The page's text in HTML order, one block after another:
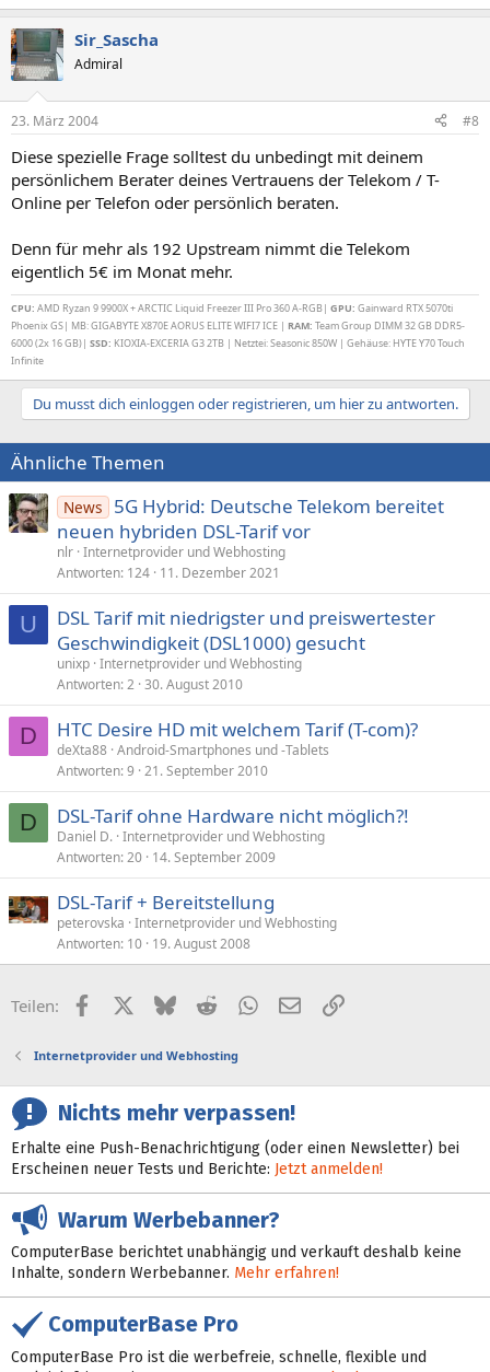
Sir_Sascha
Admiral
23. März 2004 #8
Diese spezielle Frage solltest du unbedingt mit deinem
persönlichem Berater deines Vertrauens der Telekom / T-
Online per Telefon oder persönlich beraten.
Denn für mehr als 192 Upstream nimmt die Telekom
eigentlich 5€ im Monat mehr.
CPU: AMD Ryzan 9 9900X + ARCTIC Liquid Freezer III Pro 360 A-RGB| GPU: Gainward RTX 5070ti
Phoenix GS| MB: GIGABYTE X870E AORUS ELITE WIFI7 ICE | RAM: Team Group DIMM 32 GB DDR5-
6000 (2x 16 GB)| SSD: KIOXIA-EXCERIA G3 2TB | Netztei: Seasonic 850W | Gehäuse: HYTE Y70 Touch
Infinite
Du musst dich einloggen oder registrieren, um hier zu antworten.
Ähnliche Themen
News
5G Hybrid: Deutsche Telekom bereitet
neuen hybriden DSL-Tarif vor
nlr Internetprovider und Webhosting
Antworten 124 11. Dezember 2021
U
DSL Tarif mit niedrigster und preiswertester
Geschwindigkeit (DSL1000) gesucht
unixp Internetprovider und Webhosting
Antworten 2 30. August 2010
D HTC Desire HD mit welchem Tarif (T-com)?
deXta88 Android-Smartphones und -Tablets
Antworten 9 21. September 2010
D DSL-Tarif ohne Hardware nicht möglich?!
Daniel D. Internetprovider und Webhosting
Antworten 20 14. September 2009
DSL-Tarif + Bereitstellung
peterovska Internetprovider und Webhosting
Antworten 10 19. August 2008
Teilen: FacebookX (Twitter)
BlueskyRedditWhatsApp
E-MailLink
Internetprovider und Webhosting
Nichts mehr verpassen!
Erhalte eine Push-Benachrichtigung (oder einen Newsletter) bei
Erscheinen neuer Tests und Berichte: Jetzt anmelden!
Warum Werbebanner?
ComputerBase berichtet unabhängig und verkauft deshalb keine
Inhalte, sondern Werbebanner. Mehr erfahren!
ComputerBase Pro
ComputerBase Pro ist die werbefreie, schnelle, flexible und